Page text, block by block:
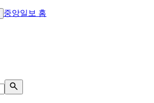
중앙일보 홈